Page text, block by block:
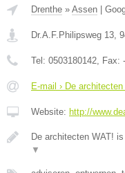
Drenthe » Assen
Dr.A.F.Philipsweg 13
Tel: 0503180142 , Fax: -
E-mail › De architecten
Website: http://
De architecten WAT!
▼